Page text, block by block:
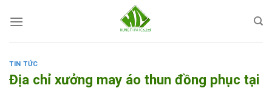
TIN TỨC
Địa chỉ xưởng may áo thun đồng phục tại